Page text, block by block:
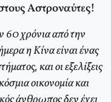
Αστροναύτες!
χρόνια από την
η Κίνα είναι ένας
και οι εξελίξεις
οικονομία και